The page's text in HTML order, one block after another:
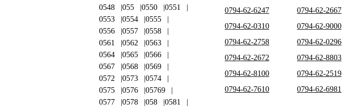
0794-62-6247
0794-62-2667
0794-62-0310
0794-62-9000
0794-62-2758
0794-62-0296
0794-62-2672
0794-62-8803
0794-62-8100
0794-62-2519
0794-62-7610
0794-62-6981
0548
055 0550
0551
0553
0554
0555
0556
0557
0558
0561
0562
0563
0564
0565
0566
0567
0568
0569
0572
0573
0574
0575
0576
05769
0577
0578 058
0581